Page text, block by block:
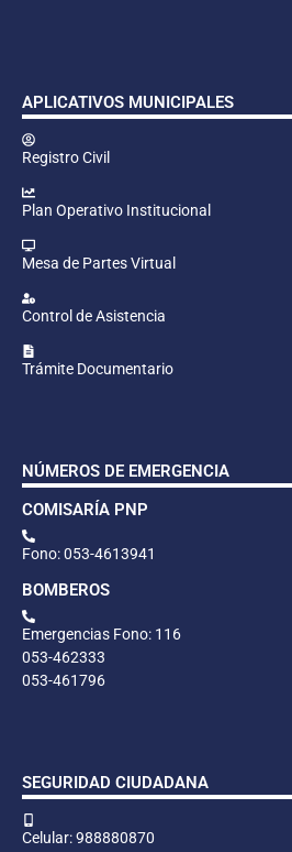
APLICATIVOS MUNICIPALES
Registro Civil
Plan Operativo Institucional
Mesa de Partes Virtual
Control de Asistencia
Trámite Documentario
NÚMEROS DE EMERGENCIA
COMISARÍA PNP
Fono: 053-4613941
BOMBEROS
Emergencias Fono: 116
053-462333
053-461796
SEGURIDAD CIUDADANA
Celular: 988880870